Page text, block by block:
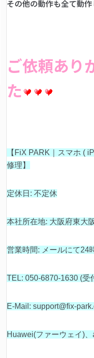
その他の動作も全て動
ご依頼あり
た
【FiX PARK｜スマホ (
修理】
定休日: 不定休
本社所在地: 大阪府東大
営業時間: メールにて24
TEL: 050-6870-1630 (受
E-Mail: support@fix-
Huawei(ファーウェイ)